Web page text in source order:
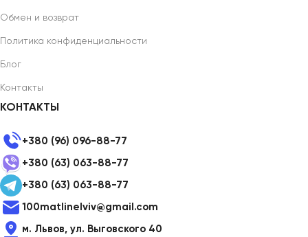
Обмен и возврат
Политика конфиденциальности
Блог
Контакты
КОНТАКТЫ
+380 (96) 096-88-77
+380 (63) 063-88-77
+380 (63) 063-88-77
100matlinelviv@gmail.com
м. Львов, ул. Выговского 40